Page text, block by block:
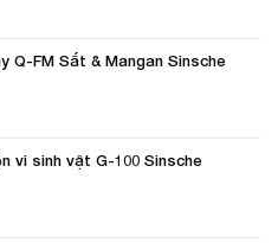
Q-FM Sắt & Mangan Sinsche
vi sinh vật G-100 Sinsche